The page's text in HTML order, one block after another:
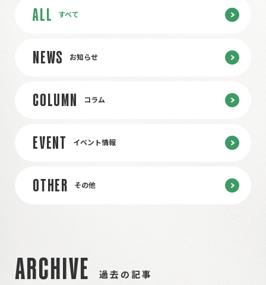
ALL すべて
NEWS お知らせ
COLUMN コラム
EVENT イベント情報
OTHER その他
ARCHIVE 過去の記事